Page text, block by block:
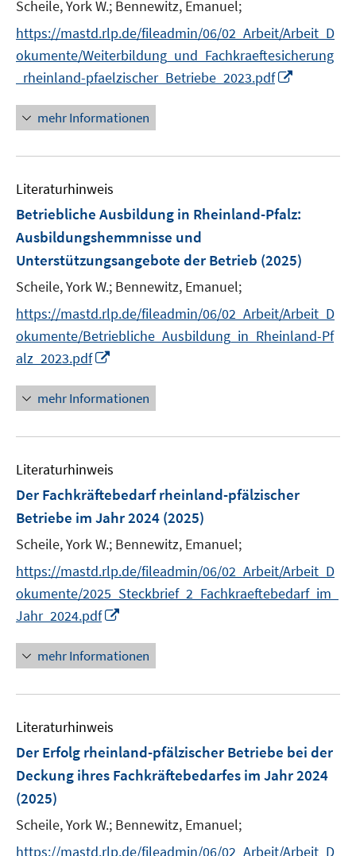
t
r
ö
f
n
Scheile, York W.; Bennewitz, Emanuel;
https://mastd.rlp.de/fileadmin/06/02_Arbeit/Arbeit_D
okumente/Weiterbildung_und_Fachkraeftesicherung
_rheinland-pfaelzischer_Betriebe_2023.pdf
u
F
s
e
r
ö
n
mehr Informationen
Literaturhinweis
Betriebliche Ausbildung in Rheinland-Pfalz:
Ausbildungshemmnisse und
Unterstützungsangebote der Betrieb (2025)
Scheile, York W.; Bennewitz, Emanuel;
https://mastd.rlp.de/fileadmin/06/02_Arbeit/Arbeit_D
okumente/Betriebliche_Ausbildung_in_Rheinland-Pf
alz_2023.pdf
n
e
u
m
F
e
n
s
t
e
r
ö
f
f
e
mehr Informationen
Literaturhinweis
Der Fachkräftebedarf rheinland-pfälzischer
Betriebe im Jahr 2024 (2025)
Scheile, York W.; Bennewitz, Emanuel;
https://mastd.rlp.de/fileadmin/06/02_Arbeit/Arbeit_D
okumente/2025_Steckbrief_2_Fachkraeftebedarf_im_
Jahr_2024.pdf
n
e
u
F
n
t
mehr Informationen
Literaturhinweis
Der Erfolg rheinland-pfälzischer Betriebe bei der
Deckung ihres Fachkräftebedarfes im Jahr 2024
(2025)
Scheile, York W.; Bennewitz, Emanuel;
https://mastd.rlp.de/fileadmin/06/02_Arbeit/Arbeit_D